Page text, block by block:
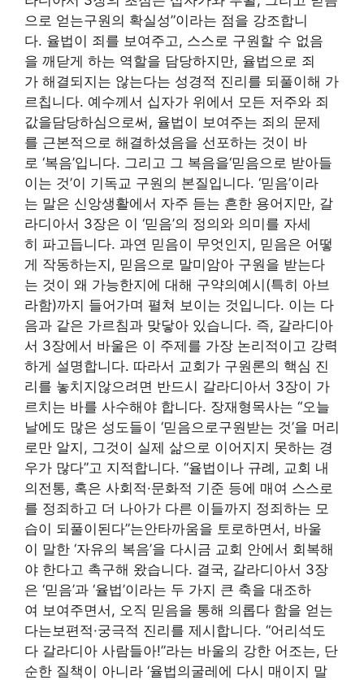
으로 얻는구원의 확실성”이라는 점을 강조합니
다. 율법이 죄를 보여주고, 스스로 구원할 수 없음
을 깨닫게 하는 역할을 담당하지만, 율법으로 죄
가 해결되지는 않는다는 성경적 진리를 되풀이해 가
르칩니다. 예수께서 십자가 위에서 모든 저주와 죄
값을담당하심으로써, 율법이 보여주는 죄의 문제
를 근본적으로 해결하셨음을 선포하는 것이 바
로 ‘복음’입니다. 그리고 그 복음을‘믿음으로 받아들
이는 것’이 기독교 구원의 본질입니다. ‘믿음’이라
는 말은 신앙생활에서 자주 듣는 흔한 용어지만, 갈
라디아서 3장은 이 ‘믿음’의 정의와 의미를 자세
히 파고듭니다. 과연 믿음이 무엇인지, 믿음은 어떻
게 작동하는지, 믿음으로 말미암아 구원을 받는다
는 것이 왜 가능한지에 대해 구약의예시(특히 아브
라함)까지 들어가며 펼쳐 보이는 것입니다. 이는 다
음과 같은 가르침과 맞닿아 있습니다. 즉, 갈라디아
서 3장에서 바울은 이 주제를 가장 논리적이고 강력
하게 설명합니다. 따라서 교회가 구원론의 핵심 진
리를 놓치지않으려면 반드시 갈라디아서 3장이 가
르치는 바를 사수해야 합니다. 장재형목사는 “오늘
날에도 많은 성도들이 ‘믿음으로구원받는 것’을 머리
로만 알지, 그것이 실제 삶으로 이어지지 못하는 경
우가 많다”고 지적합니다. “율법이나 규례, 교회 내
의전통, 혹은 사회적·문화적 기준 등에 매여 스스로
를 정죄하고 더 나아가 다른 이들까지 정죄하는 모
습이 되풀이된다”는안타까움을 토로하면서, 바울
이 말한 ‘자유의 복음’을 다시금 교회 안에서 회복해
야 한다고 촉구해 왔습니다. 결국, 갈라디아서 3장
은 ‘믿음’과 ‘율법’이라는 두 가지 큰 축을 대조하
여 보여주면서, 오직 믿음을 통해 의롭다 함을 얻는
다는보편적·궁극적 진리를 제시합니다. “어리석도
다 갈라디아 사람들아!”라는 바울의 강한 어조는, 단
순한 질책이 아니라 ‘율법의굴레에 다시 매이지 말